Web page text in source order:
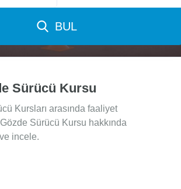
BUL
Sürücü Kursu
Kursları arasında faaliyet
Sürücü Kursu hakkında
incele.